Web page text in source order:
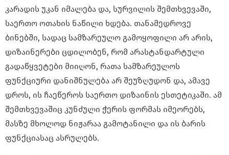
კარადის უკან იმალება და, სურვილის შემთხვევაში,
საერთო ოთახის ნაწილი ხდება. თანამედროვე
ბინებში, სადაც სამზარეულო გამოყოფილი არ არის,
დიზაინერები ცდილობენ, რომ არასტანდარტული
გადაწყვეტები მიიღონ, რათა სამზარეულოს
ფუნქციური დანიშნულება არ შეუზღუდონ და, ამავე
დროს, ის ჩაეწეროს საერთო დიზაინის ესთეტიკაში. ამ
შემთხვევაშიც კუნძული ჭერის ფორმას იმეორებს,
მასზე მხოლოდ ნიჟარაა გამოტანილი და ის ბარის
ფუნქციასაც ასრულებს.